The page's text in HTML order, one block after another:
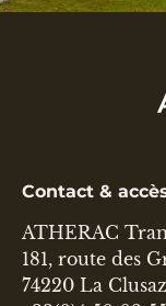
Contact &
ATHERAC
181, route des
74220 La Clusaz